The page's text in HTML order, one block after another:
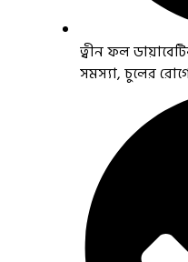
ত্বীন ফল
সমস্যা, চুলের